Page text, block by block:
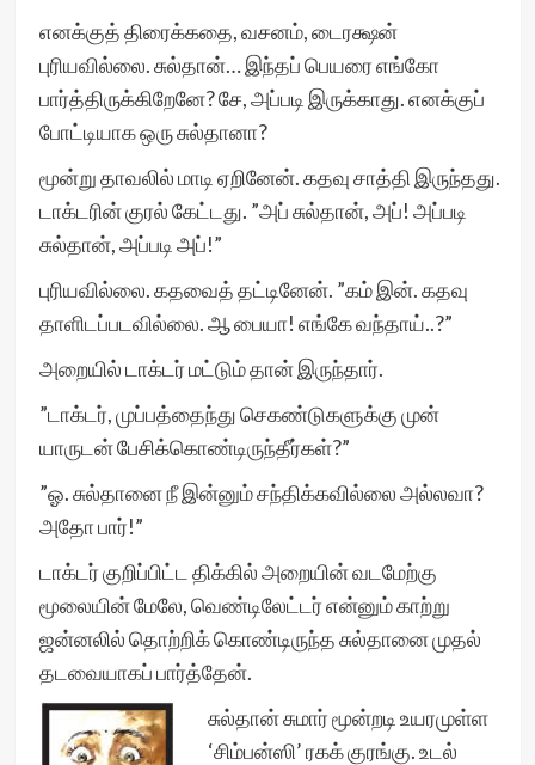
எனக்குத் திரைக்கதை, வசனம், டைரக்ஷன்
புரியவில்லை. சுல்தான்… இந்தப் பெயரை எங்கோ
பார்த்திருக்கிறேனே? சே, அப்படி இருக்காது. எனக்குப்
போட்டியாக ஒரு சுல்தானா?
மூன்று தாவலில் மாடி ஏறினேன். கதவு சாத்தி இருந்தது.
டாக்டரின் குரல் கேட்டது. ”அப் சுல்தான், அப்! அப்படி
சுல்தான், அப்படி அப்!”
புரியவில்லை. கதவைத் தட்டினேன். ”கம் இன். கதவு
தாளிடப்படவில்லை. ஆ பையா! எங்கே வந்தாய்..?”
அறையில் டாக்டர் மட்டும் தான் இருந்தார்.
”டாக்டர், முப்பத்தைந்து செகண்டுகளுக்கு முன்
யாருடன் பேசிக்கொண்டிருந்தீர்கள்?”
”ஓ. சுல்தானை நீ இன்னும் சந்திக்கவில்லை அல்லவா?
அதோ பார்!”
டாக்டர் குறிப்பிட்ட திக்கில் அறையின் வடமேற்கு
மூலையின் மேலே, வெண்டிலேட்டர் என்னும் காற்று
ஜன்னலில் தொற்றிக் கொண்டிருந்த சுல்தானை முதல்
தடவையாகப் பார்த்தேன்.
சுல்தான் சுமார் மூன்றடி உயரமுள்ள
‘சிம்பன்ஸி’ ரகக் குரங்கு. உடல்